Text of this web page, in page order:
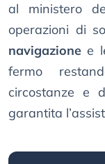
al ministero
operazioni di
navigazione e
fermo
circostanze e
garantita